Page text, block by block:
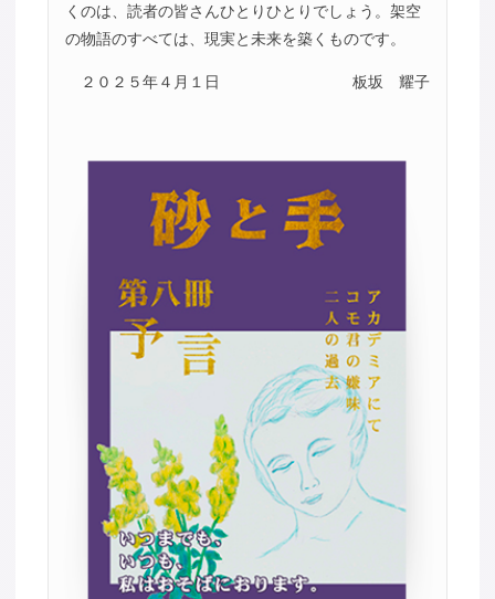
くのは、読者の皆さんひとりひとりでしょう。架空
の物語のすべては、現実と未来を築くものです。
２０２５年４月１日 板坂 耀子